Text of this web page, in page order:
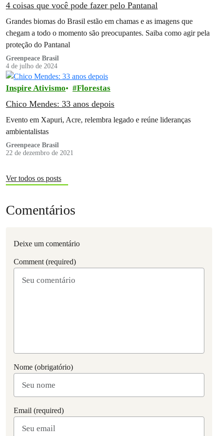
4 coisas que você pode fazer pelo Pantanal
Grandes biomas do Brasil estão em chamas e as imagens que
chegam a todo o momento são preocupantes. Saiba como agir pela
proteção do Pantanal
Greenpeace Brasil
4 de julho de 2024
Inspire Ativismo Florestas
Chico Mendes: 33 anos depois
Evento em Xapuri, Acre, relembra legado e reúne lideranças
ambientalistas
Greenpeace Brasil
22 de dezembro de 2021
Ver todos os posts
Comentários
Deixe um comentário
Comment (required)
Nome (obrigatório)
Email (required)